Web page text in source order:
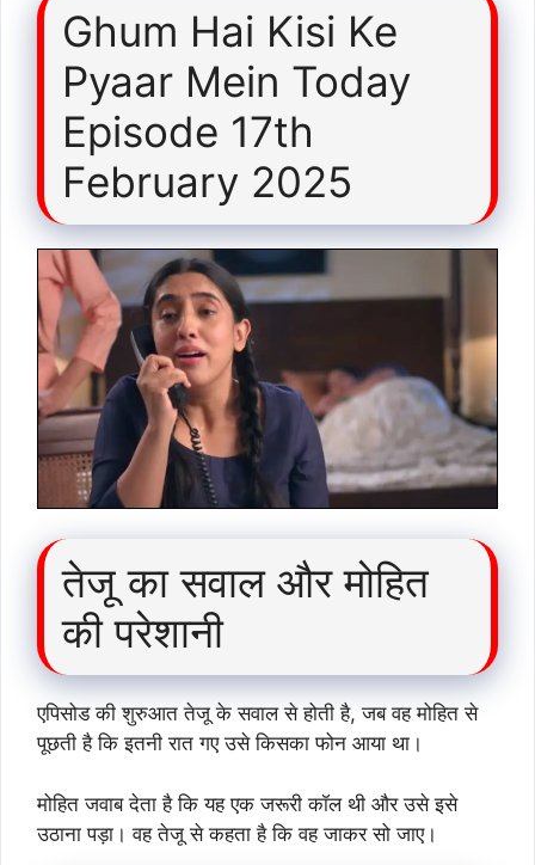
Ghum Hai Kisi Ke
Pyaar Mein Today
Episode 17th
February 2025
तेजू का सवाल और मोहित
की परेशानी
एपिसोड की शुरुआत तेजू के सवाल से होती है, जब वह मोहित से
पूछती है कि इतनी रात गए उसे किसका फोन आया था।
मोहित जवाब देता है कि यह एक जरूरी कॉल थी और उसे इसे
उठाना पड़ा। वह तेजू से कहता है कि वह जाकर सो जाए।